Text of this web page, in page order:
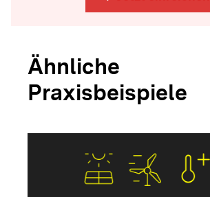
Ähnliche
Praxisbeispiele